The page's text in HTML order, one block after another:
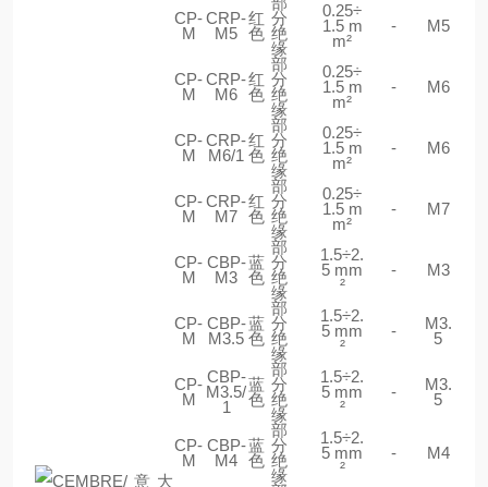
CP-
M
CRP-
M5
红
色
分
绝
缘
0.25÷
1.5 m
m²
- M5
CP-
M
CRP-
M6
红
色
部
分
绝
缘
0.25÷
1.5 m
m²
- M6
CP-
M
CRP-
M6/1
红
色
部
分
绝
缘
0.25÷
1.5 m
m²
- M6
CP-
M
CRP-
M7
红
色
部
分
绝
缘
0.25÷
1.5 m
m²
- M7
CP-
M
CBP-
M3
蓝
色
部
分
绝
缘
1.5÷2.
5 mm
²
- M3
CP-
M
CBP-
M3.5
蓝
色
部
分
绝
缘
1.5÷2.
5 mm
²
-
M3.
5
CP-
M
CBP-
M3.5/
1
蓝
色
部
分
绝
缘
1.5÷2.
5 mm
²
-
M3.
5
CP-
M
CBP-
M4
蓝
色
部
分
绝
缘
1.5÷2.
5 mm
²
- M4